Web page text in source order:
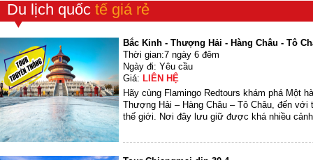
Du lịch quốc tế giá rẻ
Bắc Kinh - Thượng Hải - Hàng Châu - Tô
Thời gian:7 ngày 6 đêm
Ngày đi: Yêu cầu
Giá: LIÊN HỆ
Hãy cùng Flamingo Redtours khám phá Một
Thượng Hải – Hàng Châu – Tô Châu, đến
thế giới. Nơi đây lưu giữ được khá nhiều